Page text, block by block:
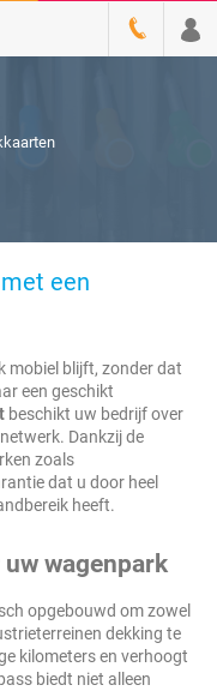
een
mobiel blijft, zonder dat
een geschikt
beschikt uw bedrijf over
Dankzij de
zoals
dat u door heel
heeft.
wagenpark
opgebouwd om zowel
dekking te
kilometers en verhoogt
biedt niet alleen